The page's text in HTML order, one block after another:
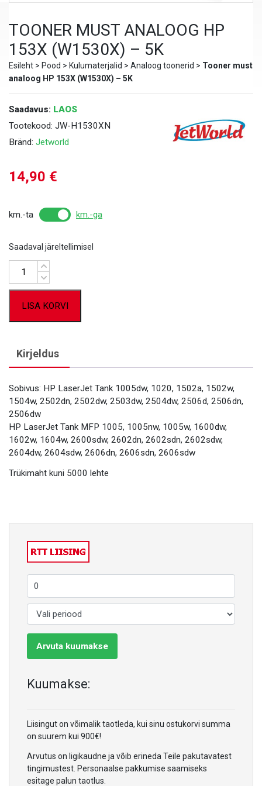
TOONER MUST ANALOOG HP
153X (W1530X) – 5K
Esileht > Pood > Kulumaterjalid > Analoog toonerid > Tooner must
analoog HP 153X (W1530X) – 5K
Saadavus: LAOS
Tootekood: JW-H1530XN
Bränd: Jetworld
14,90 €
km.-ta km.-ga
Saadaval järeltellimisel
Kogus
LISA KORVI
Kirjeldus
Sobivus: HP LaserJet Tank 1005dw, 1020, 1502a, 1502w,
1504w, 2502dn, 2502dw, 2503dw, 2504dw, 2506d, 2506dn,
2506dw
HP LaserJet Tank MFP 1005, 1005nw, 1005w, 1600dw,
1602w, 1604w, 2600sdw, 2602dn, 2602sdn, 2602sdw,
2604dw, 2604sdw, 2606dn, 2606sdn, 2606sdw
Trükimaht kuni 5000 lehte
Arvuta kuumakse
Kuumakse:
Liisingut on võimalik taotleda, kui sinu ostukorvi summa
on suurem kui 900€!
Arvutus on ligikaudne ja võib erineda Teile pakutavatest
tingimustest. Personaalse pakkumise saamiseks
esitage palun taotlus.